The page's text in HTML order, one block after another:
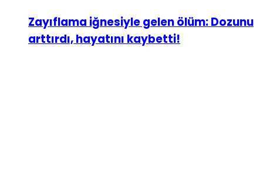
Zayıflama iğnesiyle gelen ölüm: Dozunu
arttırdı, hayatını kaybetti!